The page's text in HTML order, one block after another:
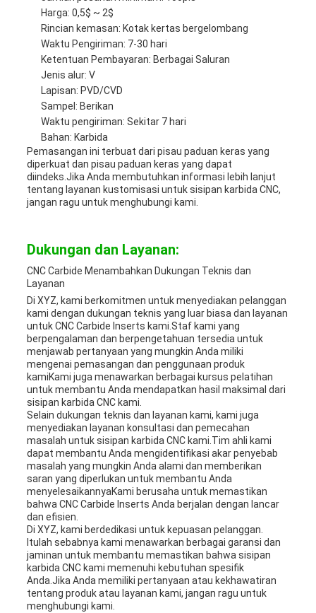
Harga: 0,5$ ~ 2$
Rincian kemasan: Kotak kertas bergelombang
Waktu Pengiriman: 7-30 hari
Ketentuan Pembayaran: Berbagai Saluran
Jenis alur: V
Lapisan: PVD/CVD
Sampel: Berikan
Waktu pengiriman: Sekitar 7 hari
Bahan: Karbida
Pemasangan ini terbuat dari pisau paduan keras yang
diperkuat dan pisau paduan keras yang dapat
diindeks.Jika Anda membutuhkan informasi lebih lanjut
tentang layanan kustomisasi untuk sisipan karbida CNC,
jangan ragu untuk menghubungi kami.
Dukungan dan Layanan:
CNC Carbide Menambahkan Dukungan Teknis dan
Layanan
Di XYZ, kami berkomitmen untuk menyediakan pelanggan
kami dengan dukungan teknis yang luar biasa dan layanan
untuk CNC Carbide Inserts kami.Staf kami yang
berpengalaman dan berpengetahuan tersedia untuk
menjawab pertanyaan yang mungkin Anda miliki
mengenai pemasangan dan penggunaan produk
kamiKami juga menawarkan berbagai kursus pelatihan
untuk membantu Anda mendapatkan hasil maksimal dari
sisipan karbida CNC kami.
Selain dukungan teknis dan layanan kami, kami juga
menyediakan layanan konsultasi dan pemecahan
masalah untuk sisipan karbida CNC kami.Tim ahli kami
dapat membantu Anda mengidentifikasi akar penyebab
masalah yang mungkin Anda alami dan memberikan
saran yang diperlukan untuk membantu Anda
menyelesaikannyaKami berusaha untuk memastikan
bahwa CNC Carbide Inserts Anda berjalan dengan lancar
dan efisien.
Di XYZ, kami berdedikasi untuk kepuasan pelanggan.
Itulah sebabnya kami menawarkan berbagai garansi dan
jaminan untuk membantu memastikan bahwa sisipan
karbida CNC kami memenuhi kebutuhan spesifik
Anda.Jika Anda memiliki pertanyaan atau kekhawatiran
tentang produk atau layanan kami, jangan ragu untuk
menghubungi kami.